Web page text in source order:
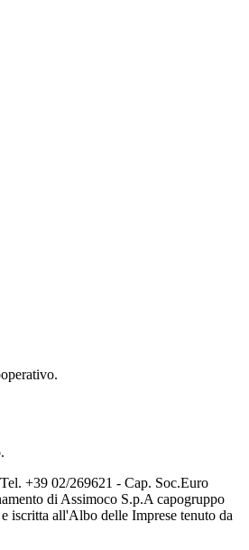
+39 02/269621 - Cap. Soc.Euro
di Assimoco S.p.A capogruppo
iscritta all'Albo delle Imprese tenuto da